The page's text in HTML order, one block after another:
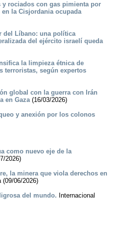
y rociados con gas pimienta por
la Cisjordania ocupada
del Líbano: una política
del ejército israelí queda
la limpieza étnica de
terroristas, según expertos
global con la guerra con Irán
en Gaza(16/03/2026)
y anexión por los colonos
como nuevo eje de la
2026)
la minera que viola derechos en
(09/06/2026)
del mundo. Internacional